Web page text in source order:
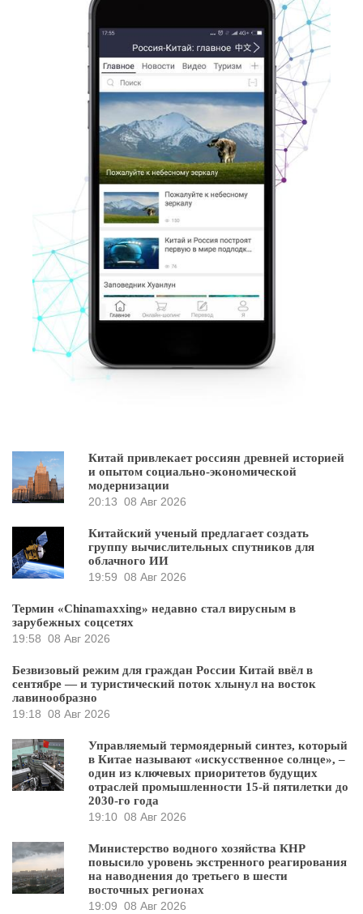
Китай привлекает россиян древней историей
и опытом социально-экономической
модернизации
20:13 08 Авг 2026
Китайский ученый предлагает создать
группу вычислительных спутников для
облачного ИИ
19:59 08 Авг 2026
Термин «Chinamaxxing» недавно стал вирусным в
зарубежных соцсетях
19:58 08 Авг 2026
Безвизовый режим для граждан России Китай ввёл в
сентябре — и туристический поток хлынул на восток
лавинообразно
19:18 08 Авг 2026
Управляемый термоядерный синтез, который
в Китае называют «искусственное солнце», –
один из ключевых приоритетов будущих
отраслей промышленности 15-й пятилетки до
2030-го года
19:10 08 Авг 2026
Министерство водного хозяйства КНР
повысило уровень экстренного реагирования
на наводнения до третьего в шести
восточных регионах
19:09 08 Авг 2026